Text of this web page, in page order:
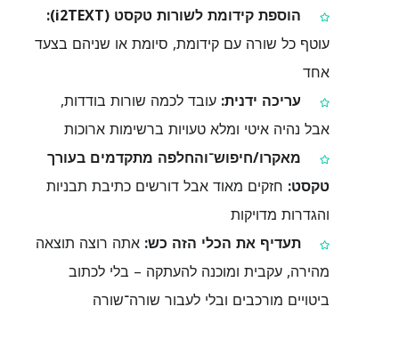
הוספת קידומת לשורות טקסט (i2TEXT):
עוטף כל שורה עם קידומת, סיומת או שניהם בצעד
אחד
עריכה ידנית:עובד לכמה שורות בודדות,
אבל נהיה איטי ומלא טעויות ברשימות ארוכות
מאקרו/חיפוש־והחלפה מתקדמים בעורך
טקסט: חזקים מאוד אבל דורשים כתיבת תבניות
והגדרות מדויקות
תעדיף את הכלי הזה כש:אתה רוצה תוצאה
מהירה, עקבית ומוכנה להעתקה – בלי לכתוב
ביטויים מורכבים ובלי לעבור שורה־שורה